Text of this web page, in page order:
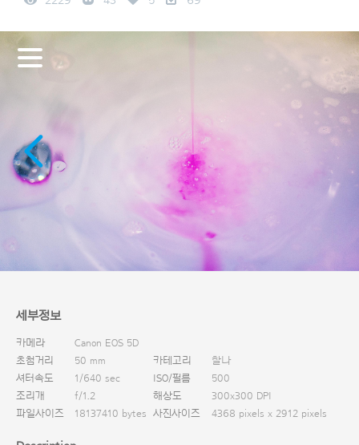
세부정보
카메라
Canon EOS 5D
초첨거리
50 mm 카테고리
찰나
셔터속도
1/640 sec ISO/필름
500
조리개
f/1.2 해상도
300x300 DPI
파일사이즈
18137410 bytes 사진사이즈 4368 pixels x 2912 pixels